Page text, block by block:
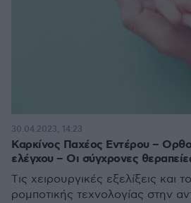
Καρκίνος Παχέος Εντέρου –
ελέγχου – Οι σύγχρονες
Tις χειρουργικές εξελίξεις και
ρομποτικής τεχνολογίας στην
30.04.2023, 14:23